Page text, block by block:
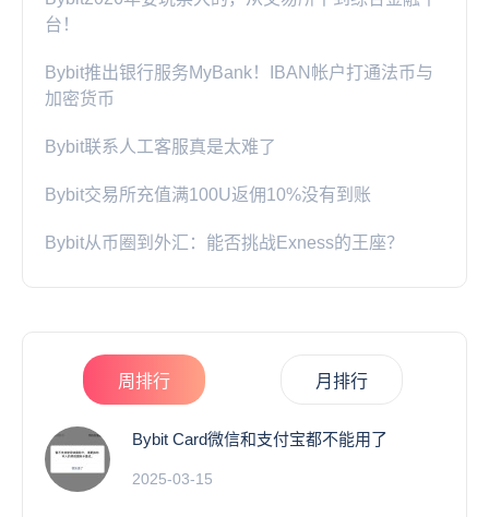
台！
Bybit推出银行服务MyBank！IBAN帐户打通法币与
加密货币
Bybit联系人工客服真是太难了
Bybit交易所充值满100U返佣10%没有到账
Bybit从币圈到外汇：能否挑战Exness的王座？
周排行 月排行
Bybit Card微信和支付宝都不能用了
2025-03-15